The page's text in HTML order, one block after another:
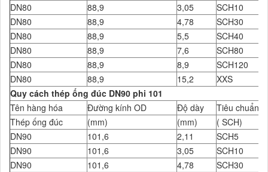
DN80
88,9 3,05
SCH10
DN80
88,9 4,78
SCH30
DN80
88,9 5,5
SCH40
DN80
88,9 7,6
SCH80
DN80
88,9 8,9
SCH120
DN80
88,9 15,2
XXS
Quy cách thép ống đúc DN90 phi 101
Tên hàng hóa
Đường kính OD Độ dày
Tiêu chuẩn
Thép ống đúc
(mm) (mm)
( SCH)
DN90
101,6 2,11
SCH5
DN90
101,6 3,05
SCH10
DN90
101,6 4,78
SCH30